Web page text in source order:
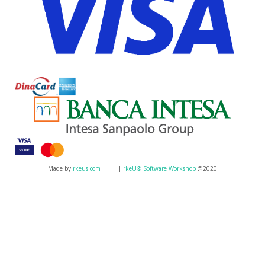
Made by rkeus.com | rkeU® Software Workshop @2020